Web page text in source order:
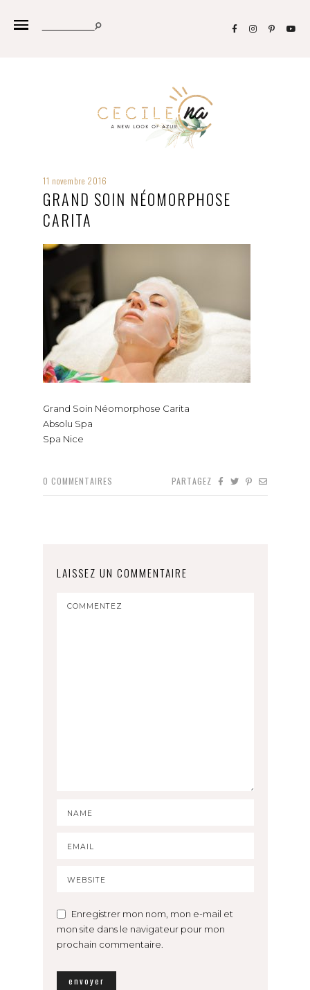
11 novembre 2016
GRAND SOIN NÉOMORPHOSE
CARITA
Grand Soin Néomorphose Carita
Absolu Spa
Spa Nice
0 COMMENTAIRES PARTAGEZ
LAISSEZ UN COMMENTAIRE
Enregistrer mon nom, mon e-mail et
mon site dans le navigateur pour mon
prochain commentaire.